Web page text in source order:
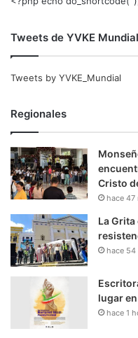
Tweets de YVKE Mundial
Tweets by YVKE_Mundial
Regionales
Cristo
hace 47
La
hace
lugar
hace 1